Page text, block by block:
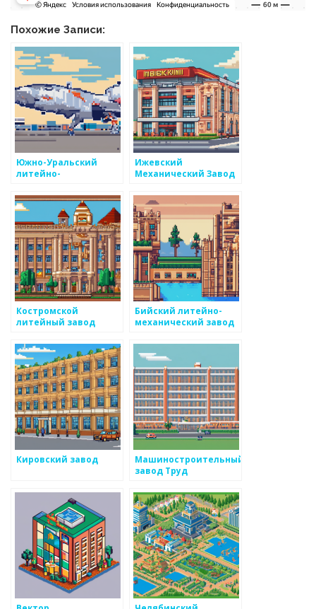
Похожие Записи:
Южно-Уральский
литейно-
Ижевский
Механический Завод
Костромской
литейный завод
Бийский литейно-
механический завод
Кировский завод
Машиностроительный
завод Труд